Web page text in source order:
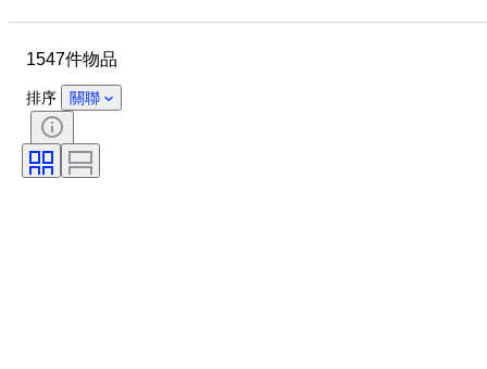
狀態
標題
顏色
自鳴鐘
錶殼直徑
1547件物品
排序 關聯